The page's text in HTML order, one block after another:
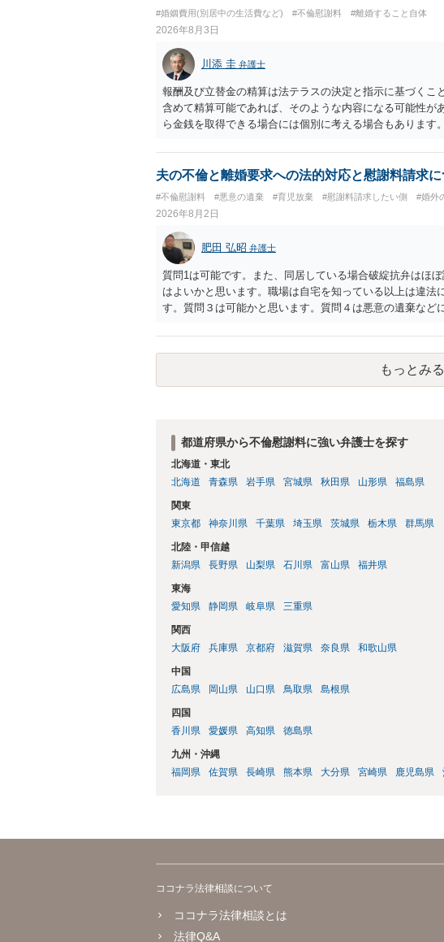
とが前提であり，その価値と夫との関係との均衡のよう
れば，どのような内容の委任なのか不明ですが，その行政
訴訟にするか，その点の見極めや，相手方は性交類似行為
かによって，考え方・進め方は変わってくると思います。
払を拒否するのであれば，本人（行政書士でも同じだと思
に思います。減額で折り合えるなら本人様の交渉でもよい
ば，訴訟に進むしかなくなるようにも思います。そうしま
#婚姻費用(別居中の生活費など) #不倫慰謝料 #離婚すること自体
2026年8月3日
川添 圭 弁護士
報酬及び立替金の精算は法テラスの決定と指示に基づくこ
含めて精算可能であれば、そのような内容になる可能性が
ら金銭を取得できる場合には個別に考える場合もありま
夫の不倫と離婚要求への法的対応と慰謝料請求
#不倫慰謝料 #悪意の遺棄 #育児放棄 #慰謝料請求したい側 #婚外
2026年8月2日
肥田 弘昭 弁護士
質問1は可能です。また、同居している場合破綻抗弁はほ
はよいかと思います。職場は自宅を知っている以上は違法
す。質問３は可能かと思います。質問４は悪意の遺棄など
い、相続権が発生します。合意があれば法的に可能ですが
能です。質問７は不貞行為の写真データ（ハメ撮り）、第
のであれば十分かと思います。ご参考にしてください。
もっとみる
都道府県から不倫慰謝料に強い弁護士を探す
北海道・東北
北海道
青森県 岩手県 宮城県 秋田県 山形県 福島県
関東
東京都
神奈川県 千葉県 埼玉県 茨城県 栃木県 群馬県
北陸・甲信越
新潟県
長野県 山梨県 石川県 富山県 福井県
東海
愛知県
静岡県 岐阜県 三重県
関西
大阪府
兵庫県 京都府 滋賀県 奈良県 和歌山県
中国
広島県
岡山県 山口県 鳥取県 島根県
四国
香川県
愛媛県 高知県 徳島県
九州・沖縄
福岡県
佐賀県 長崎県 熊本県 大分県 宮崎県 鹿児島県
ココナラ法律相談について
ココナラ法律相談とは
法律Q&A